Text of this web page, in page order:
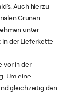
Auch hierzu
Grünen
unter
in der Lieferkette
vor in der
Um eine
gleichzeitig den